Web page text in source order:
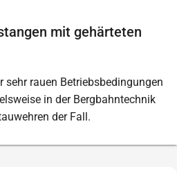
mit gehärteten
sehr rauen Betriebsbedingungen
in der Bergbahntechnik
der Fall.